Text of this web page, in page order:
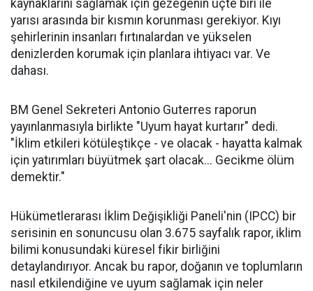
kaynaklarını sağlamak için gezegenin üçte biri ile
yarısı arasında bir kısmın korunması gerekiyor. Kıyı
şehirlerinin insanları fırtınalardan ve yükselen
denizlerden korumak için planlara ihtiyacı var. Ve
dahası.
BM Genel Sekreteri Antonio Guterres raporun
yayınlanmasıyla birlikte "Uyum hayat kurtarır" dedi.
"İklim etkileri kötüleştikçe - ve olacak - hayatta kalmak
için yatırımları büyütmek şart olacak... Gecikme ölüm
demektir."
Hükümetlerarası İklim Değişikliği Paneli'nin (IPCC) bir
serisinin en sonuncusu olan 3.675 sayfalık rapor, iklim
bilimi konusundaki küresel fikir birliğini
detaylandırıyor. Ancak bu rapor, doğanın ve toplumların
nasıl etkilendiğine ve uyum sağlamak için neler